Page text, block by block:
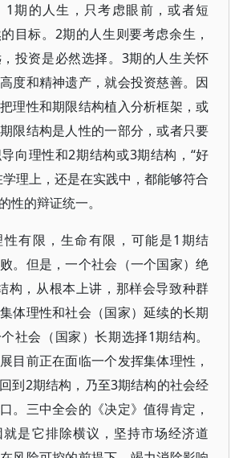
1期的人生，只考虑眼前，或者短
目标。2期的人生则要考虑余生，
投资是必然选择。3期的人生关怀
度和精神遗产，就会投资慈善。因
理性和期限结构植入分析框架，或
限结构是人性的一部分，或者只要
向理性和2期结构或3期结构，“好
理上，还是在实践中，都能够符合
性的辩证统一。
有限，生命有限，可能是1期结
。但是，一个社会（一个国家）绝
构，从根本上讲，那样会导致种群
体理性和社会（国家）延续的长期
社会（国家）长期选择1期结构。
目前正在面临一个发挥集体理性，
到2期结构，乃至3期结构的社会经
。三中全会的《决定》值得肯定，
是它排除横议，坚持市场经济道